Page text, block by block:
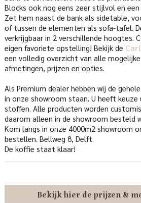
Blocks ook nog eens zeer stijlvol en
Zet hem naast de bank als sidetable,
of tussen de elementen als sofa-tafel.
verkrijgbaar in 2 verschillende hoogtes.
eigen favoriete opstelling! Bekijk de
een volledig overzicht van alle
afmetingen, prijzen en opties.
Als Premium dealer hebben wij de
in onze showroom staan. U heeft keuze
stoffen. Alle producten worden
daarom alleen in de showroom besteld
Kom langs in onze 4000m2 showroom
bestellen. Bellweg 8, Delft.
De koffie staat klaar!
Bekijk hier de prijzen &